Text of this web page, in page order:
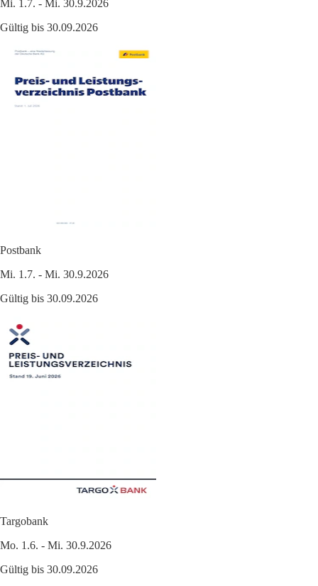
Mi. 1.7. - Mi. 30.9.2026
Gültig bis 30.09.2026
Postbank
Mi. 1.7. - Mi. 30.9.2026
Gültig bis 30.09.2026
Targobank
Mo. 1.6. - Mi. 30.9.2026
Gültig bis 30.09.2026